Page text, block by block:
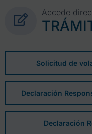
Accede
Solicitud de
Declaración
Declaración